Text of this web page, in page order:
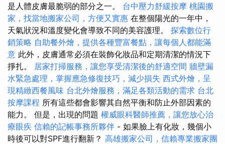
是人體皮膚最脆弱的部分之一。 台中壓力舒緩按摩 桃園搬
家，找當地搬家公司，方便又實惠 在整個陽光的一年中，
天氣狀況和溫度變化會導致不同的美容護理。 探索數位行
銷策略 自助餐外燴，提供各種豐富餐點，讓每個人都能滿
意 此外，皮膚通常必須在裝飾化妝品和定期清潔的情況下
掙扎。 居家打掃服務，讓您享受清潔後的舒適空間 牆壁漏
水緊急處理，掌握應急修復技巧，減少損失 西式外燴，呈
現精緻西餐風味 台北外燴服務，滿足各類活動的需求 台北
按摩課程 所有這些都會影響其自然平衡和防止外部因素的
能力。 但是，出現的問題 權威眼科醫師推薦，讓您放心治
療眼疾 信賴的記帳事務所夥伴 - 如果臉上有化妝，幾個小
時後可以對SPF進行翻新？ 高雄搬家公司，信賴專業搬家團